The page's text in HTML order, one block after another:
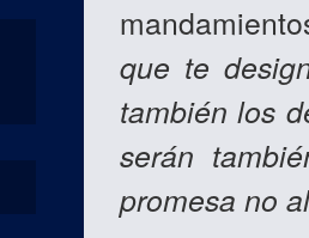
que te
también los
serán
promesa no